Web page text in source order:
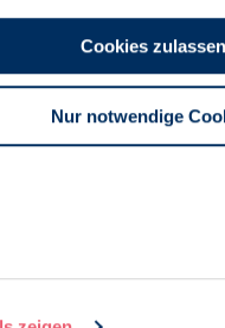
Cookies zulassen
Nur notwendige